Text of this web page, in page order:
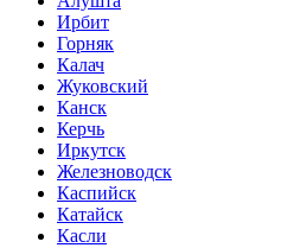
Ирбит
Горняк
Калач
Жуковский
Канск
Керчь
Иркутск
Железноводск
Каспийск
Катайск
Касли